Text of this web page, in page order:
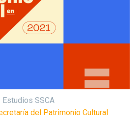
SSCA
del Patrimonio Cultural